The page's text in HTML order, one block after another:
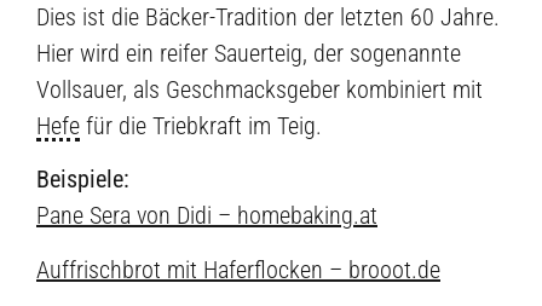
Dies ist die Bäcker-Tradition der letzten 60 Jahre.
Hier wird ein reifer Sauerteig, der sogenannte
Vollsauer, als Geschmacksgeber kombiniert mit
Hefe für die Triebkraft im Teig.
Beispiele:
Pane Sera von Didi – homebaking.at
Auffrischbrot mit Haferflocken – brooot.de